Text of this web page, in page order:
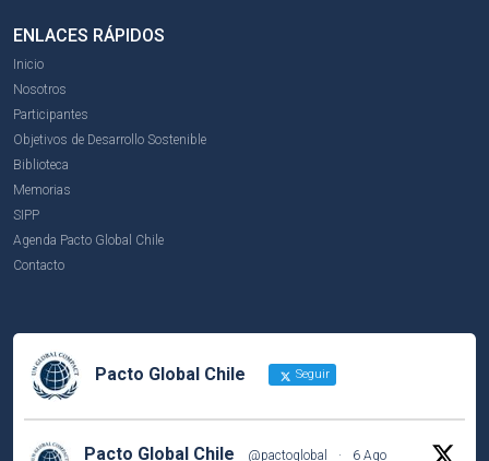
ENLACES RÁPIDOS
Inicio
Nosotros
Participantes
Objetivos de Desarrollo Sostenible
Biblioteca
Memorias
SIPP
Agenda Pacto Global Chile
Contacto
Pacto Global Chile Seguir
Pacto Global Chile @pactoglobal · 6 Ago